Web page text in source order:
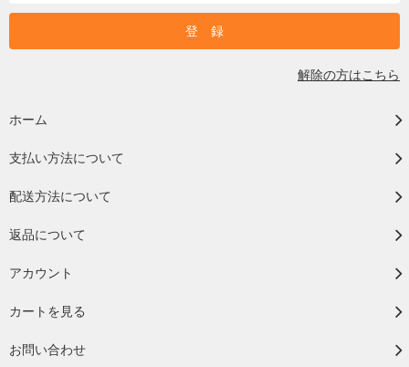
解除の方はこちら
ホーム
支払い方法について
配送方法について
返品について
アカウント
カートを見る
お問い合わせ